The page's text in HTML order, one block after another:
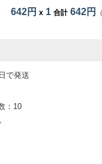
642円 x 1 合計642円
で発送
：10